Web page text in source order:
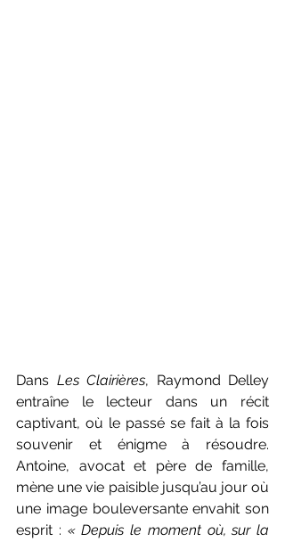
Dans Les Clairières, Raymond Delley
entraîne le lecteur dans un récit
captivant, où le passé se fait à la fois
souvenir et énigme à résoudre.
Antoine, avocat et père de famille,
mène une vie paisible jusqu’au jour où
une image bouleversante envahit son
esprit : « Depuis le moment où, sur la